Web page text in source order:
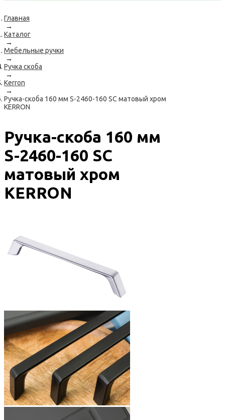
Главная
→
Каталог
→
Мебельные ручки
→
Ручка скоба
→
Kerron
→
Ручка-скоба 160 мм S-2460-160 SC матовый хром
KERRON
Ручка-скоба 160 мм
S-2460-160 SC
матовый хром
KERRON